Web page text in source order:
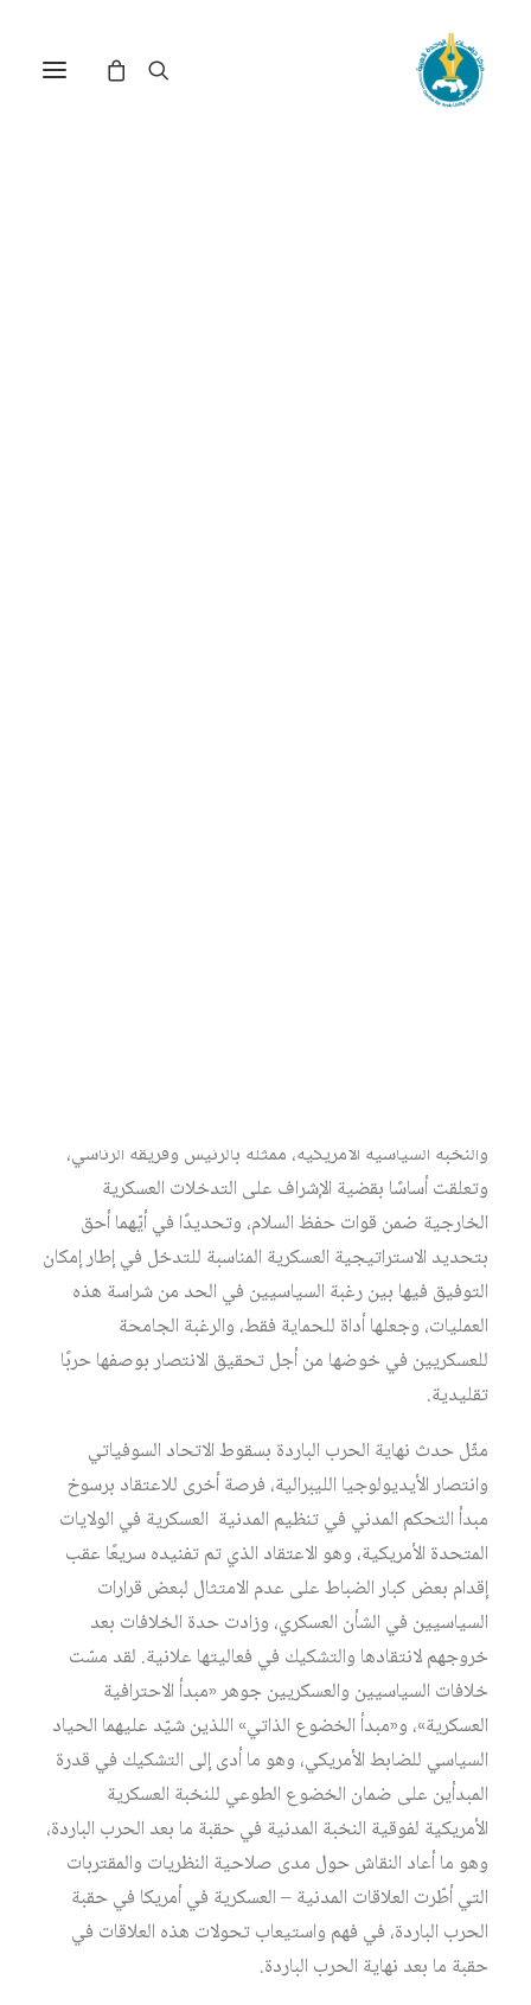
فيدراسات
والنخبة السياسية الأمريكية، ممثلة بالرئيس وفريقه الرئاسي،
وتعلقت أساسًا بقضية الإشراف على التدخلات العسكرية
الخارجية ضمن قوات حفظ السلام، وتحديدًا في أيّهما أحق
بتحديد الاستراتيجية العسكرية المناسبة للتدخل في إطار إمكان
التوفيق فيها بين رغبة السياسيين في الحد من شراسة هذه
العمليات، وجعلها أداة للحماية فقط، والرغبة الجامحة
للعسكريين في خوضها من أجل تحقيق الانتصار بوصفها حربًا
تقليدية.
مثّل حدث نهاية الحرب الباردة بسقوط الاتحاد السوفياتي
وانتصار الأيديولوجيا الليبرالية، فرصة أخرى للاعتقاد برسوخ
مبدأ التحكم المدني في تنظيم المدنية العسكرية في الولايات
المتحدة الأمريكية، وهو الاعتقاد الذي تم تفنيده سريعًا عقب
إقدام بعض كبار الضباط على عدم الامتثال لبعض قرارات
السياسيين في الشأن العسكري، وزادت حدة الخلافات بعد
خروجهم لانتقادها والتشكيك في فعاليتها علانية. لقد مسّت
خلافات السياسيين والعسكريين جوهر «مبدأ الاحترافية
العسكرية»، و«مبدأ الخضوع الذاتي» اللذين شيّد عليهما الحياد
السياسي للضابط الأمريكي، وهو ما أدى إلى التشكيك في قدرة
المبدأين على ضمان الخضوع الطوعي للنخبة العسكرية
الأمريكية لفوقية النخبة المدنية في حقبة ما بعد الحرب الباردة،
وهو ما أعاد النقاش حول مدى صلاحية النظريات والمقتربات
التي أطّرت العلاقات المدنية – العسكرية في أمريكا في حقبة
الحرب الباردة، في فهم واستيعاب تحولات هذه العلاقات في
حقبة ما بعد نهاية الحرب الباردة.